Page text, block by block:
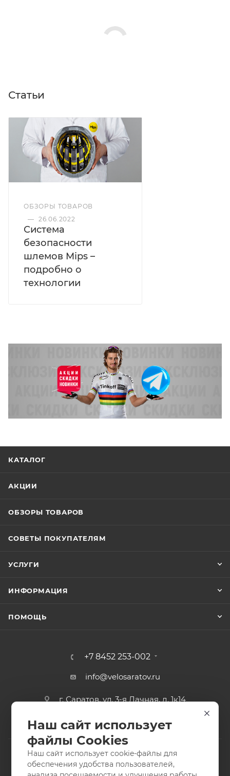
Статьи
ОБЗОРЫ ТОВАРОВ
— 26.06.2022
Система
безопасности
шлемов Mips –
подробно о
технологии
КАТАЛОГ
АКЦИИ
ОБЗОРЫ ТОВАРОВ
СОВЕТЫ ПОКУПАТЕЛЯМ
УСЛУГИ
ИНФОРМАЦИЯ
ПОМОЩЬ
+7 8452 253-002
info@velosaratov.ru
г. Саратов, ул. 3-я Дачная, д. 1к14
Наш сайт использует
файлы Cookies
Наш сайт использует cookie-файлы для
обеспечения удобства пользователей,